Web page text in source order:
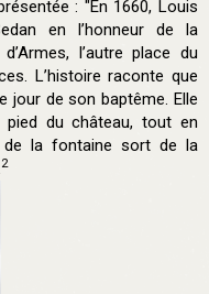
: "En 1660, Louis
en l’honneur de la
l’autre place du
L’histoire raconte que
jour de son baptême. Elle
du château, tout en
de la fontaine sort de la
2